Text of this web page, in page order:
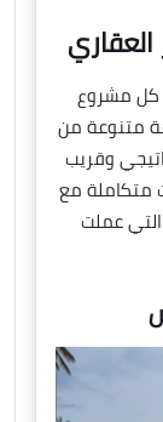
كل مشروع
متنوعة من
وقريب
متكاملة مع
عملت